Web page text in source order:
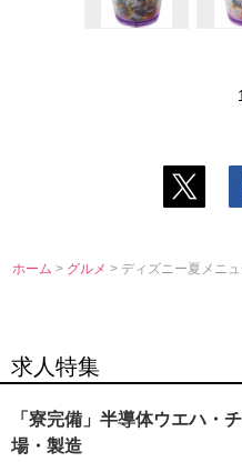
ホーム > グルメ> ディズニー夏メニ
求人特集
「寮完備」半導体ウエハ・
場・製造